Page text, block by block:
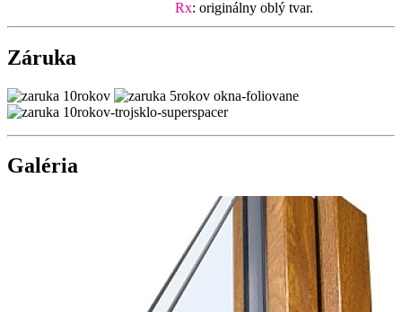
Rx: originálny oblý tvar.
Záruka
Galéria